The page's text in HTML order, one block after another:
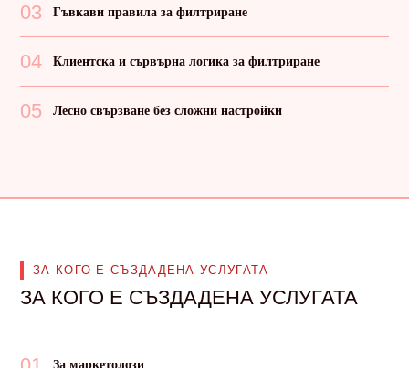
03 Гъвкави правила за филтриране
04 Клиентска и сървърна логика за филтриране
05 Лесно свързване без сложни настройки
ЗА КОГО Е СЪЗДАДЕНА УСЛУГАТА
ЗА КОГО Е СЪЗДАДЕНА УСЛУГАТА